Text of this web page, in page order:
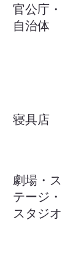
官公庁・
自治体
寝具店
劇場・ス
テージ・
スタジオ